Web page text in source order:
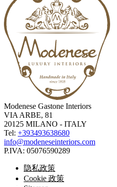
Modenese Gastone Interiors
VIA ARBE, 81
20125 MILANO - ITALY
Tel: +393493638680
info@modeneseinteriors.com
P.IVA: 05076590289
隐私政策
Cookie 政策